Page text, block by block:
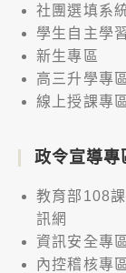
社團選填系
學生自主學
新生專區
高三升學專區
線上授課專區
政令宣導專
教育部108
訊網
資訊安全專區
內控稽核專區